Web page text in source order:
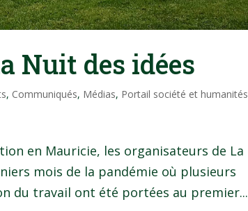
Nuit des idées
, Communiqués, Médias, Portail société et humanités
en Mauricie, les organisateurs de La
mois de la pandémie où plusieurs
du travail ont été portées au premier...